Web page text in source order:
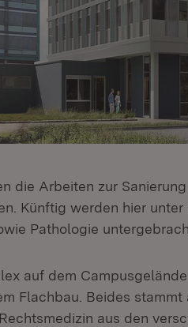
die Arbeiten zur
Künftig werden hier
Pathologie
auf dem
Flachbau. Beides
aus den